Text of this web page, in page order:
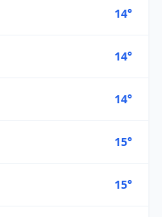
14°
14°
14°
15°
15°